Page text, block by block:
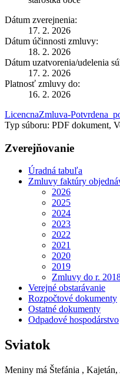
Dátum zverejnenia:
17. 2. 2026
Dátum účinnosti zmluvy:
18. 2. 2026
Dátum uzatvorenia/udelenia
17. 2. 2026
Platnosť zmluvy do:
16. 2. 2026
LicencnaZmluva-
Typ súboru: PDF dokument,
Zverejňovanie
Úradná tabuľa
Zmluvy faktúry
2026
2025
2024
2023
2022
2021
2020
2019
Zmluvy do r.
Verejné obstarávanie
Rozpočtové dokumenty
Ostatné dokumenty
Odpadové hospodárstvo
Sviatok
Meniny má Štefánia ,